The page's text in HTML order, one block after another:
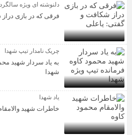
دلنوشته ای ویژه
فرقی که در بازی
چریک نامدار تیپ شهدا
به یاد سردار شهید
شهدا
یاد شهدا
خاطرات شهید